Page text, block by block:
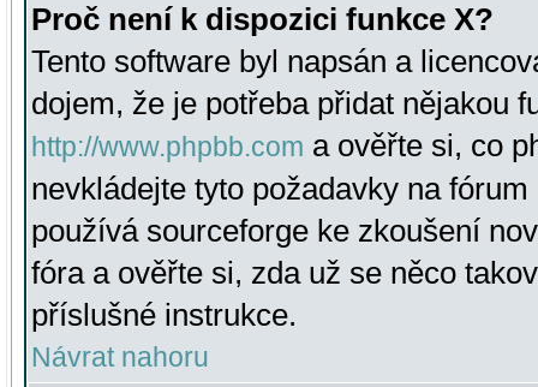
Proč není k dispozici funkce X?
Tento software byl napsán a
dojem, že je potřeba přidat nějakou
http://www.phpbb.com a ověřte si, co
nevkládejte tyto požadavky na
používá sourceforge ke zkoušení
fóra a ověřte si, zda už se něco
příslušné instrukce.
Návrat nahoru